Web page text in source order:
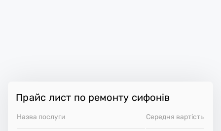
Прайс лист по ремонту сифонів
Назва послуги Середня вартість